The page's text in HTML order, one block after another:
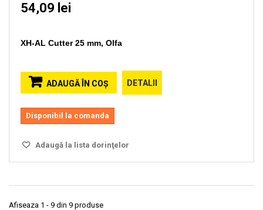
54,09 lei
XH-AL Cutter 25 mm, Olfa
ADAUGĂ ÎN COŞ DETALII
Disponibil la comanda
Adaugă la lista dorinţelor
Afiseaza 1 - 9 din 9 produse